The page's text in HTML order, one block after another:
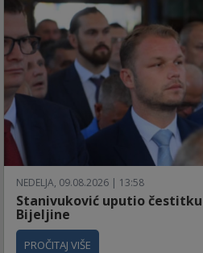
NEDELJA, 09.08.2026 | 13:58
Stanivuković uputio
Bijeljine
PROČITAJ VIŠE